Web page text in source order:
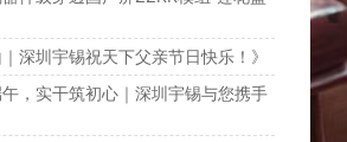
｜深圳宇锡祝天下父亲节日快乐！》
午，实干筑初心｜深圳宇锡与您携手